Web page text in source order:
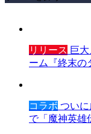
リリース 巨
ーム『終末の
コラボ ついに
で「魔神英雄